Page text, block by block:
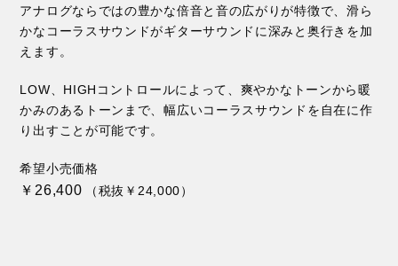
アナログならではの豊かな倍音と音の広がりが特徴で、滑ら
かなコーラスサウンドがギターサウンドに深みと奥行きを加
えます。
LOW、HIGHコントロールによって、爽やかなトーンから暖
かみのあるトーンまで、幅広いコーラスサウンドを自在に作
り出すことが可能です。
希望小売価格
￥26,400 （税抜￥24,000）